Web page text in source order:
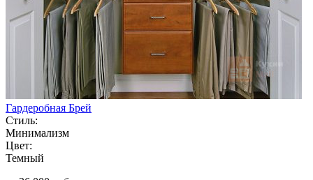
Гардеробная Брей
Стиль:
Минимализм
Цвет:
Темный